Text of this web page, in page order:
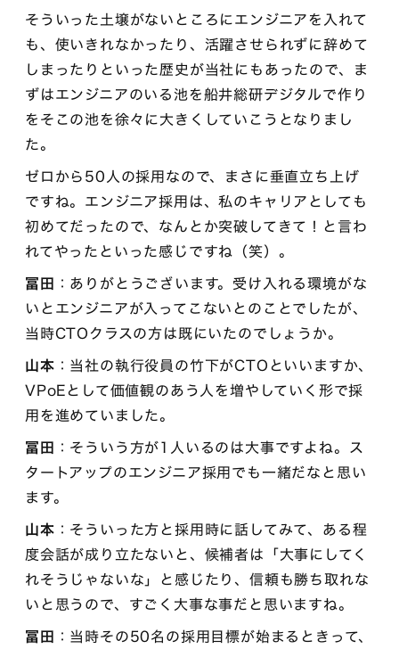
そういった土壌がないところにエンジニアを入れて
も、使いきれなかったり、活躍させられずに辞めて
しまったりといった歴史が当社にもあったので、ま
ずはエンジニアのいる池を船井総研デジタルで作り
をそこの池を徐々に大きくしていこうとなりまし
た。
ゼロから50人の採用なので、まさに垂直立ち上げ
ですね。エンジニア採用は、私のキャリアとしても
初めてだったので、なんとか突破してきて！と言わ
れてやったといった感じですね（笑）。
冨田 ：ありがとうございます。受け入れる環境がな
いとエンジニアが入ってこないとのことでしたが、
当時CTOクラスの方は既にいたのでしょうか。
山本 ：当社の執行役員の竹下がCTOといいますか、
VPoEとして価値観のあう人を増やしていく形で採
用を進めていました。
冨田 ：そういう方が1人いるのは大事ですよね。ス
タートアップのエンジニア採用でも一緒だなと思い
ます。
山本 ：そういった方と採用時に話してみて、ある程
度会話が成り立たないと、候補者は「大事にしてく
れそうじゃないな」と感じたり、信頼も勝ち取れな
いと思うので、すごく大事な事だと思いますね。
冨田 ：当時その50名の採用目標が始まるときって、